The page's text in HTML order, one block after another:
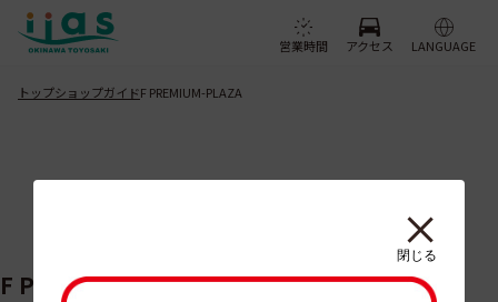
閉じる
営業時間 アクセス LANGUAGE
トップショップガイドF PREMIUM-PLAZA
F PREMIUM-PLAZA